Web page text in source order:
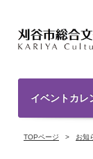
イベントカレ
TOPページ お知